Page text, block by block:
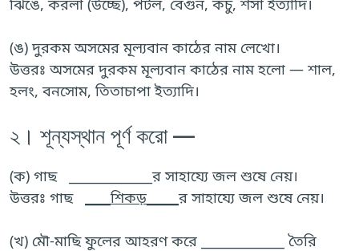
ঝিঙে, করলা (উচ্ছে), পটল, বেগুন, কচু, শসা ইত্যাদি।
(ঙ) দুরকম অসমের মূল্যবান কাঠের নাম লেখো।
উত্তরঃ অসমের দুরকম মূল্যবান কাঠের নাম হলো — শাল,
হলং, বনসোম, তিতাচাপা ইত্যাদি।
২। শূন্যস্থান পূর্ণ করো —
(ক) গাছ _____________র সাহায্যে জল শুষে নেয়।
উত্তরঃ গাছ
____শিকড়_____র সাহায্যে জল শুষে নেয়।
(খ) মৌ-মাছি ফুলের আহরণ করে _____________ তৈরি